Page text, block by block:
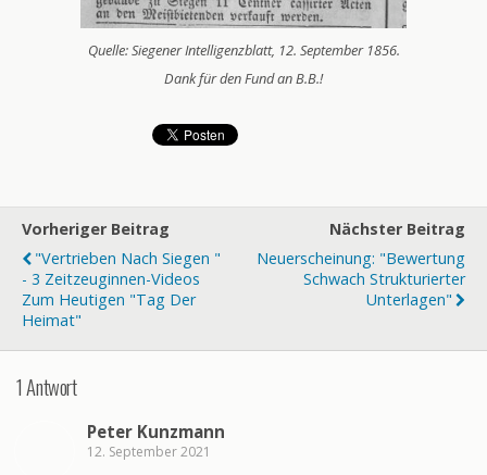
Quelle: Siegener Intelligenzblatt, 12. September 1856.
Dank für den Fund an B.B.!
Vorheriger Beitrag
"Vertrieben Nach Siegen "
- 3 Zeitzeuginnen-Videos
Zum Heutigen "Tag Der
Heimat"
Nächster Beitrag
Neuerscheinung: "Bewertung
Schwach Strukturierter
Unterlagen"
1 Antwort
Peter Kunzmann
12. September 2021